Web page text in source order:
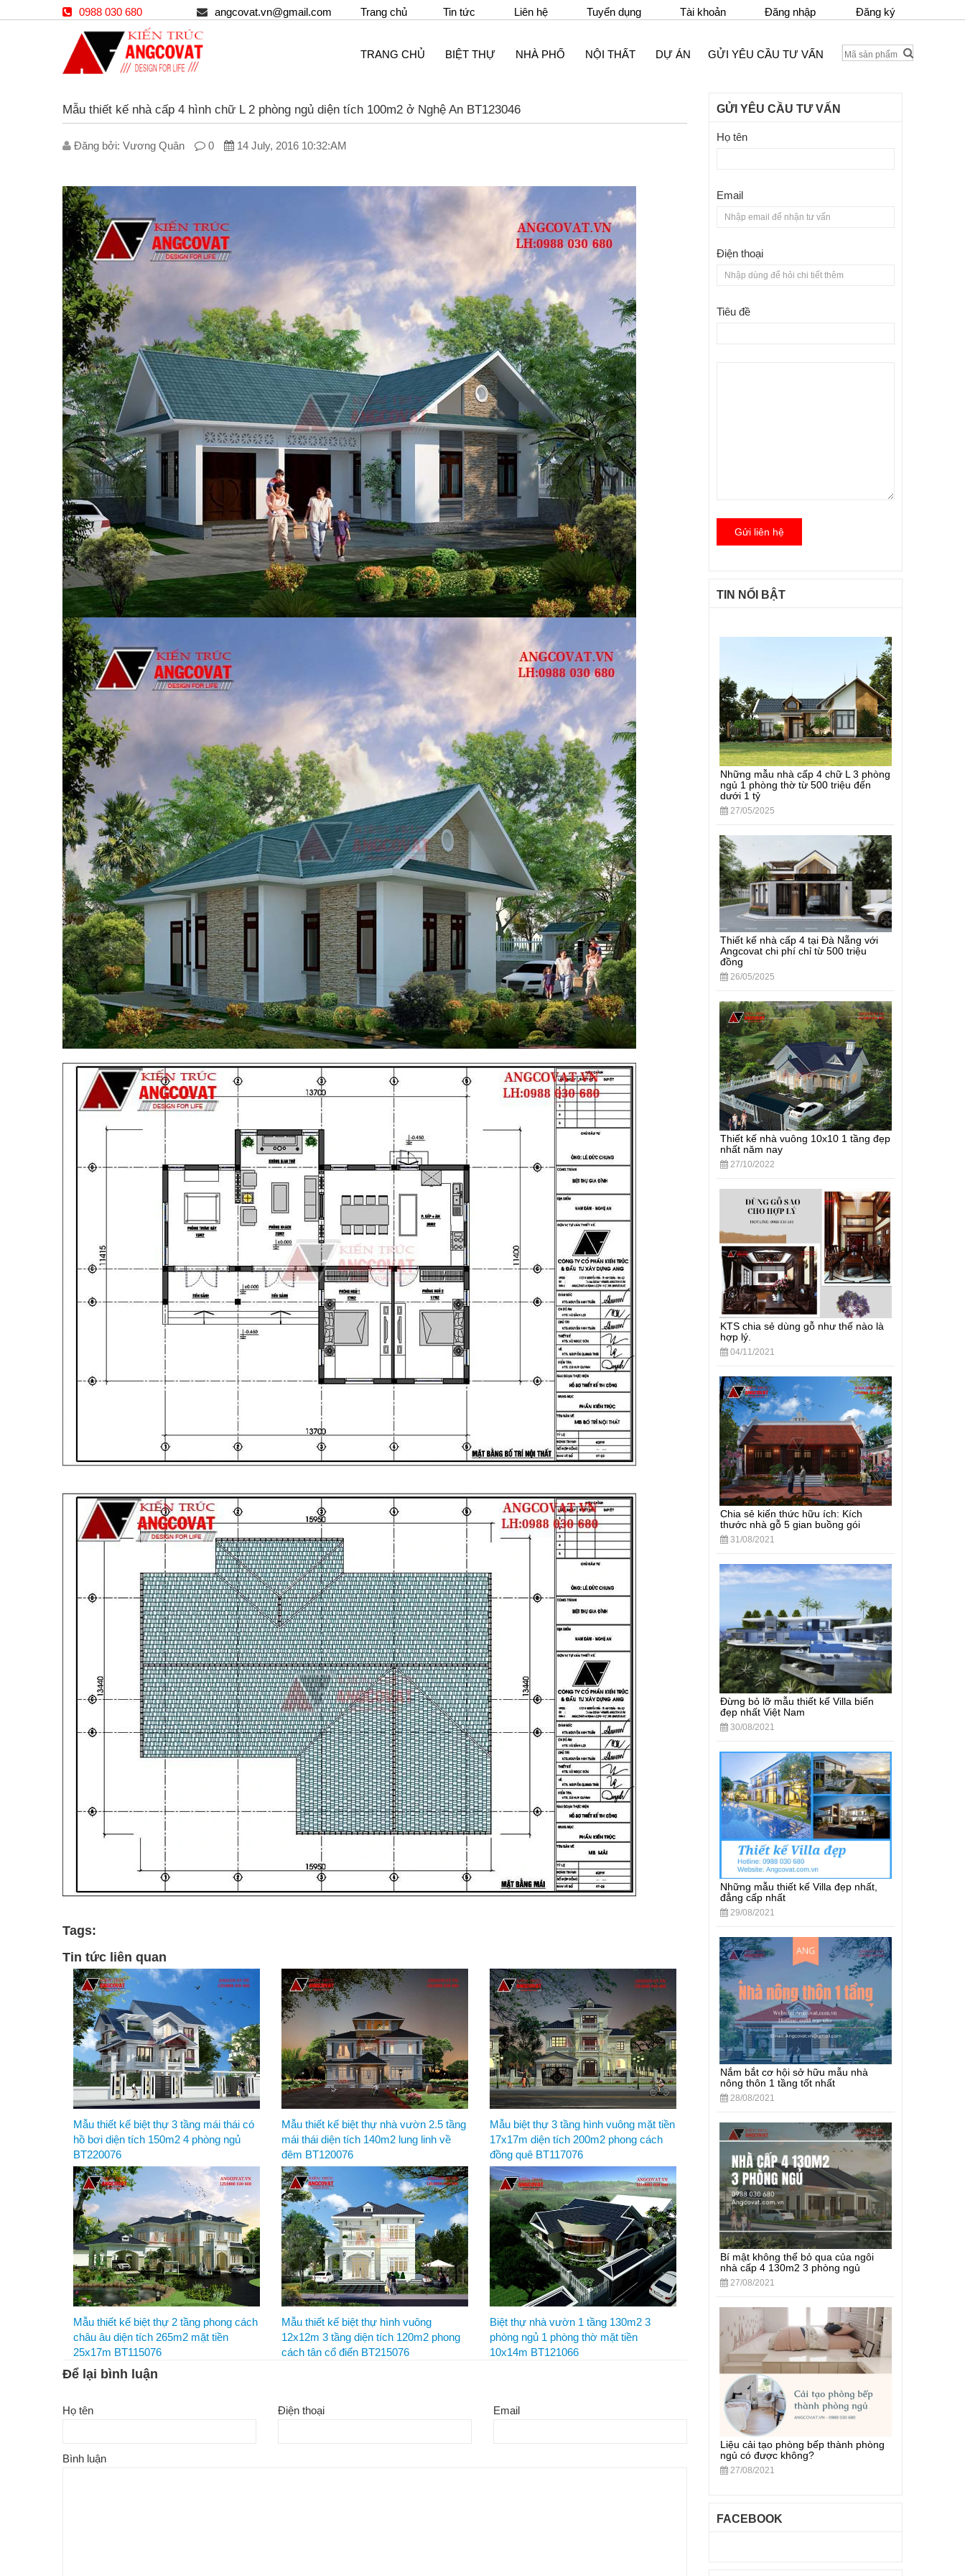
0988 030 680 angcovat.vn@gmail.com Trang chủ Tin tức Liên hệ Tuyển dụng Tài khoản Đăng nhập Đăng ký
TRANG CHỦ BIỆT THỰ NHÀ PHỐ NỘI THẤT DỰ ÁN GỬI YÊU CẦU TƯ VẤN
Mẫu thiết kế nhà cấp 4 hình chữ L 2 phòng ngủ diện tích 100m2 ở Nghệ An BT123046
Đăng bởi: V­ương Quân 0 14 July, 2016 10:32:AM
Tags:
Tin tức liên quan
Mẫu thiết kế biệt thự 3 tầng mái thái có
hồ bơi diện tích 150m2 4 phòng ngủ
BT220076
Mẫu thiết kế biệt thự nhà vườn 2.5 tầng
mái thái diện tích 140m2 lung linh về
đêm BT120076
Mẫu biệt thự 3 tầng hình vuông mặt tiền
17x17m diện tích 200m2 phong cách
đồng quê BT117076
Mẫu thiết kế biệt thự 2 tầng phong cách
châu âu diện tích 265m2 mặt tiền
25x17m BT115076
Mẫu thiết kế biệt thự hình vuông
12x12m 3 tầng diện tích 120m2 phong
cách tân cổ điển BT215076
Biệt thự nhà vườn 1 tầng 130m2 3
phòng ngủ 1 phòng thờ mặt tiền
10x14m BT121066
Để lại bình luận
Họ tên Điện thoại Email
Bình luận
GỬI YÊU CẦU TƯ VẤN
Họ tên
Email
Điện thoại
Tiêu đề
Gửi liên hệ
TIN NỔI BẬT
Những mẫu nhà cấp 4 chữ L 3 phòng
ngủ 1 phòng thờ từ 500 triệu đến
dưới 1 tỷ
27/05/2025
Thiết kế nhà cấp 4 tại Đà Nẵng với
Angcovat chi phí chỉ từ 500 triệu
đồng
26/05/2025
Thiết kế nhà vuông 10x10 1 tầng đẹp
nhất năm nay
27/10/2022
KTS chia sẻ dùng gỗ như thế nào là
hợp lý.
04/11/2021
Chia sẻ kiến thức hữu ích: Kích
thước nhà gỗ 5 gian buồng gói
31/08/2021
Đừng bỏ lỡ mẫu thiết kế Villa biển
đẹp nhất Việt Nam
30/08/2021
Những mẫu thiết kế Villa đẹp nhất,
đẳng cấp nhất
29/08/2021
Nắm bắt cơ hội sở hữu mẫu nhà
nông thôn 1 tầng tốt nhất
28/08/2021
Bí mật không thể bỏ qua của ngôi
nhà cấp 4 130m2 3 phòng ngủ
27/08/2021
Liệu cải tạo phòng bếp thành phòng
ngủ có được không?
27/08/2021
FACEBOOK